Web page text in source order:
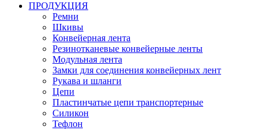
ПРОДУКЦИЯ
Ремни
Шкивы
Конвейерная лента
Резинотканевые конвейерные ленты
Модульная лента
Замки для соединения конвейерных лент
Рукава и шланги
Цепи
Пластинчатые цепи транспортерные
Силикон
Тефлон